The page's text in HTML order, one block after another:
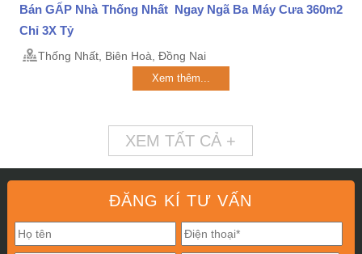
Bán GẤP Nhà Thống Nhất Ngay Ngã Ba Máy Cưa 360m2
Chỉ 3X Tỷ
Thống Nhất, Biên Hoà, Đồng Nai
Xem thêm...
XEM TẤT CẢ +
ĐĂNG KÍ TƯ VẤN